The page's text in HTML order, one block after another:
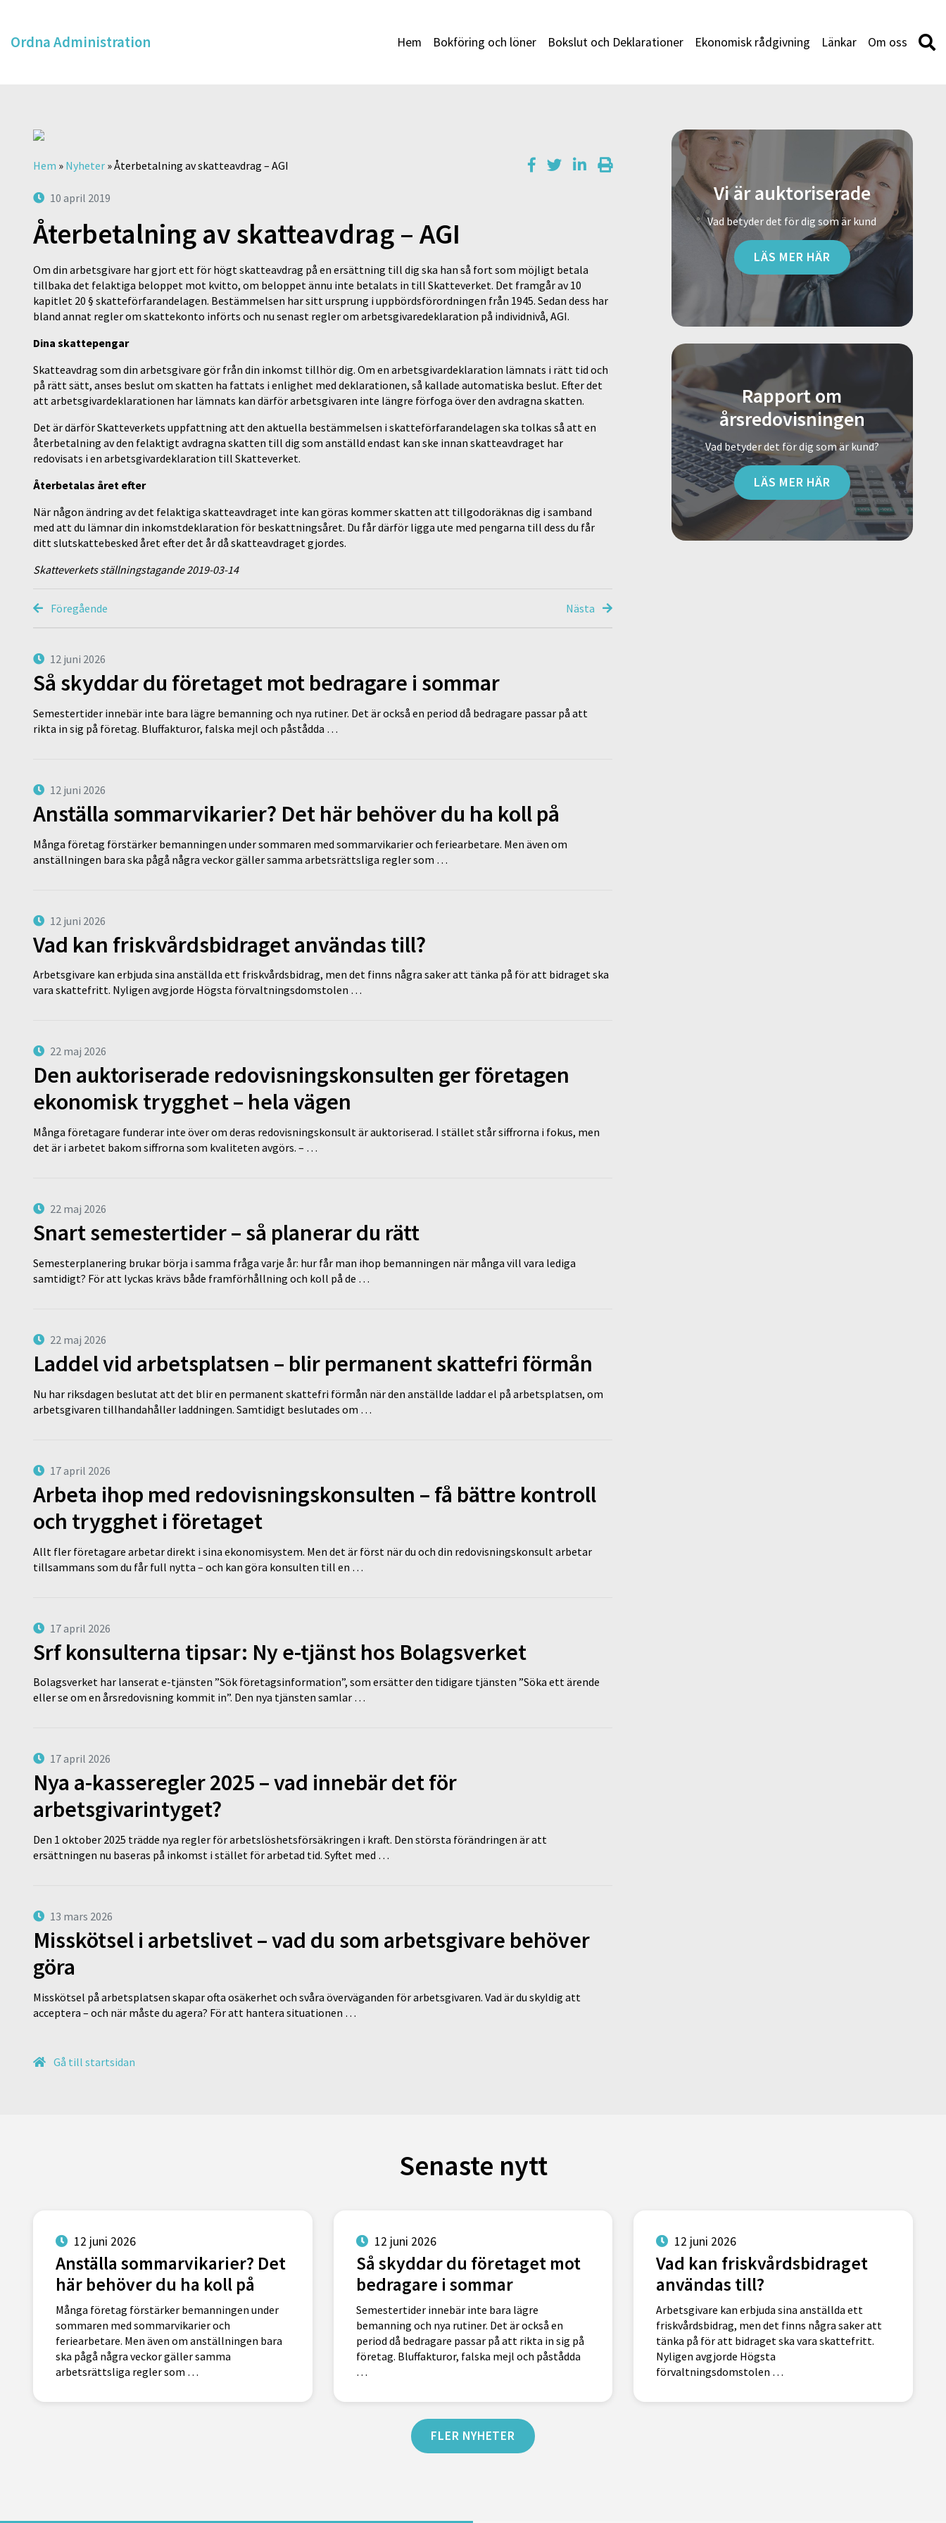
Ordna Administration Hem Bokföring och löner Bokslut och Deklarationer Ekonomisk rådgivning Länkar Om oss
Hem » Nyheter »Återbetalning av skatteavdrag – AGI
10 april 2019
Återbetalning av skatteavdrag – AGI
Om din arbetsgivare har gjort ett för högt skatteavdrag på en ersättning till dig ska han så fort som möjligt betala
tillbaka det felaktiga beloppet mot kvitto, om beloppet ännu inte betalats in till Skatteverket. Det framgår av 10
kapitlet 20 § skatteförfarandelagen. Bestämmelsen har sitt ursprung i uppbördsförordningen från 1945. Sedan dess har
bland annat regler om skattekonto införts och nu senast regler om arbetsgivaredeklaration på individnivå, AGI.
Dina skattepengar
Skatteavdrag som din arbetsgivare gör från din inkomst tillhör dig. Om en arbetsgivardeklaration lämnats i rätt tid och
på rätt sätt, anses beslut om skatten ha fattats i enlighet med deklarationen, så kallade automatiska beslut. Efter det
att arbetsgivardeklarationen har lämnats kan därför arbetsgivaren inte längre förfoga över den avdragna skatten.
Det är därför Skatteverkets uppfattning att den aktuella bestämmelsen i skatteförfarandelagen ska tolkas så att en
återbetalning av den felaktigt avdragna skatten till dig som anställd endast kan ske innan skatteavdraget har
redovisats i en arbetsgivardeklaration till Skatteverket.
Återbetalas året efter
När någon ändring av det felaktiga skatteavdraget inte kan göras kommer skatten att tillgodoräknas dig i samband
med att du lämnar din inkomstdeklaration för beskattningsåret. Du får därför ligga ute med pengarna till dess du får
ditt slutskattebesked året efter det år då skatteavdraget gjordes.
Skatteverkets ställningstagande 2019-03-14
Föregående Nästa
12 juni 2026
Så skyddar du företaget mot bedragare i sommar
Semestertider innebär inte bara lägre bemanning och nya rutiner. Det är också en period då bedragare passar på att
rikta in sig på företag. Bluffakturor, falska mejl och påstådda …
12 juni 2026
Anställa sommarvikarier? Det här behöver du ha koll på
Många företag förstärker bemanningen under sommaren med sommarvikarier och feriearbetare. Men även om
anställningen bara ska pågå några veckor gäller samma arbetsrättsliga regler som …
12 juni 2026
Vad kan friskvårdsbidraget användas till?
Arbetsgivare kan erbjuda sina anställda ett friskvårdsbidrag, men det finns några saker att tänka på för att bidraget ska
vara skattefritt. Nyligen avgjorde Högsta förvaltningsdomstolen …
22 maj 2026
Den auktoriserade redovisningskonsulten ger företagen
ekonomisk trygghet – hela vägen
Många företagare funderar inte över om deras redovisningskonsult är auktoriserad. I stället står siffrorna i fokus, men
det är i arbetet bakom siffrorna som kvaliteten avgörs. – …
22 maj 2026
Snart semestertider – så planerar du rätt
Semesterplanering brukar börja i samma fråga varje år: hur får man ihop bemanningen när många vill vara lediga
samtidigt? För att lyckas krävs både framförhållning och koll på de …
22 maj 2026
Laddel vid arbetsplatsen – blir permanent skattefri förmån
Nu har riksdagen beslutat att det blir en permanent skattefri förmån när den anställde laddar el på arbetsplatsen, om
arbetsgivaren tillhandahåller laddningen. Samtidigt beslutades om …
17 april 2026
Arbeta ihop med redovisningskonsulten – få bättre kontroll
och trygghet i företaget
Allt fler företagare arbetar direkt i sina ekonomisystem. Men det är först när du och din redovisningskonsult arbetar
tillsammans som du får full nytta – och kan göra konsulten till en …
17 april 2026
Srf konsulterna tipsar: Ny e-tjänst hos Bolagsverket
Bolagsverket har lanserat e-tjänsten ”Sök företagsinformation”, som ersätter den tidigare tjänsten ”Söka ett ärende
eller se om en årsredovisning kommit in”. Den nya tjänsten samlar …
17 april 2026
Nya a-kasseregler 2025 – vad innebär det för
arbetsgivarintyget?
Den 1 oktober 2025 trädde nya regler för arbetslöshetsförsäkringen i kraft. Den största förändringen är att
ersättningen nu baseras på inkomst i stället för arbetad tid. Syftet med …
13 mars 2026
Misskötsel i arbetslivet – vad du som arbetsgivare behöver
göra
Misskötsel på arbetsplatsen skapar ofta osäkerhet och svåra överväganden för arbetsgivaren. Vad är du skyldig att
acceptera – och när måste du agera? För att hantera situationen …
Gå till startsidan
Vi är auktoriserade
Vad betyder det för dig som är kund
LÄS MER HÄR
Rapport om
årsredovisningen
Vad betyder det för dig som är kund?
LÄS MER HÄR
Senaste nytt
12 juni 2026
Anställa sommarvikarier? Det
här behöver du ha koll på
Många företag förstärker bemanningen under
sommaren med sommarvikarier och
feriearbetare. Men även om anställningen bara
ska pågå några veckor gäller samma
arbetsrättsliga regler som …
12 juni 2026
Så skyddar du företaget mot
bedragare i sommar
Semestertider innebär inte bara lägre
bemanning och nya rutiner. Det är också en
period då bedragare passar på att rikta in sig på
företag. Bluffakturor, falska mejl och påstådda
…
12 juni 2026
Vad kan friskvårdsbidraget
användas till?
Arbetsgivare kan erbjuda sina anställda ett
friskvårdsbidrag, men det finns några saker att
tänka på för att bidraget ska vara skattefritt.
Nyligen avgjorde Högsta
förvaltningsdomstolen …
FLER NYHETER